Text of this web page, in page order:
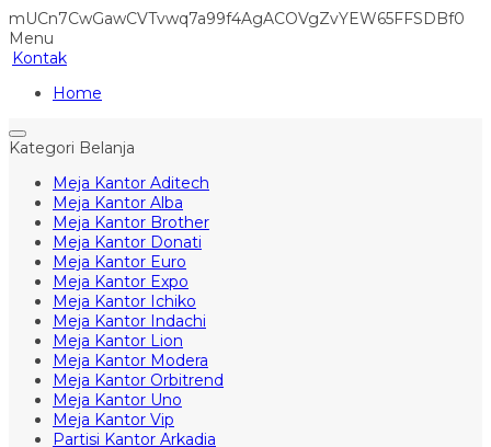
mUCn7CwGawCVTvwq7a99f4AgACOVgZvYEW65FFSDBf0
Menu
Kontak
Home
Kategori Belanja
Meja Kantor Aditech
Meja Kantor Alba
Meja Kantor Brother
Meja Kantor Donati
Meja Kantor Euro
Meja Kantor Expo
Meja Kantor Ichiko
Meja Kantor Indachi
Meja Kantor Lion
Meja Kantor Modera
Meja Kantor Orbitrend
Meja Kantor Uno
Meja Kantor Vip
Partisi Kantor Arkadia